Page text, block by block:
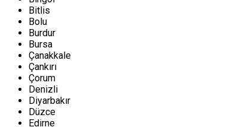
Bitlis
Bolu
Burdur
Bursa
Çanakkale
Çankırı
Çorum
Denizli
Diyarbakır
Düzce
Edirne